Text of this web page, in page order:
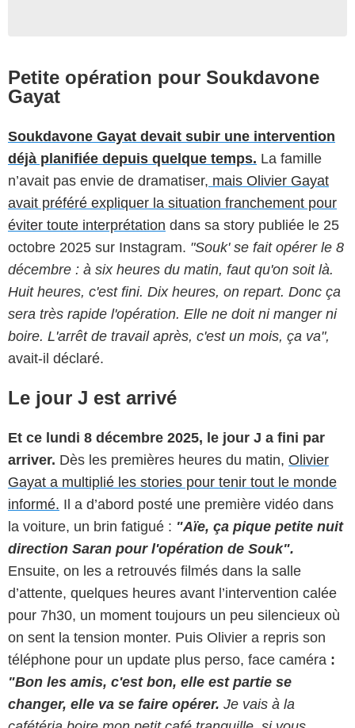
Petite opération pour Soukdavone
Gayat
Soukdavone Gayat devait subir une intervention
déjà planifiée depuis quelque temps. La famille
n’avait pas envie de dramatiser, mais Olivier Gayat
avait préféré expliquer la situation franchement pour
éviter toute interprétation dans sa story publiée le 25
octobre 2025 sur Instagram. "Souk' se fait opérer le 8
décembre : à six heures du matin, faut qu'on soit là.
Huit heures, c'est fini. Dix heures, on repart. Donc ça
sera très rapide l'opération. Elle ne doit ni manger ni
boire. L'arrêt de travail après, c'est un mois, ça va",
avait-il déclaré.
Le jour J est arrivé
Et ce lundi 8 décembre 2025, le jour J a fini par
arriver. Dès les premières heures du matin, Olivier
Gayat a multiplié les stories pour tenir tout le monde
informé. Il a d’abord posté une première vidéo dans
la voiture, un brin fatigué : "Aïe, ça pique petite nuit
direction Saran pour l'opération de Souk".
Ensuite, on les a retrouvés filmés dans la salle
d’attente, quelques heures avant l’intervention calée
pour 7h30, un moment toujours un peu silencieux où
on sent la tension monter. Puis Olivier a repris son
téléphone pour un update plus perso, face caméra :
"Bon les amis, c'est bon, elle est partie se
changer, elle va se faire opérer. Je vais à la